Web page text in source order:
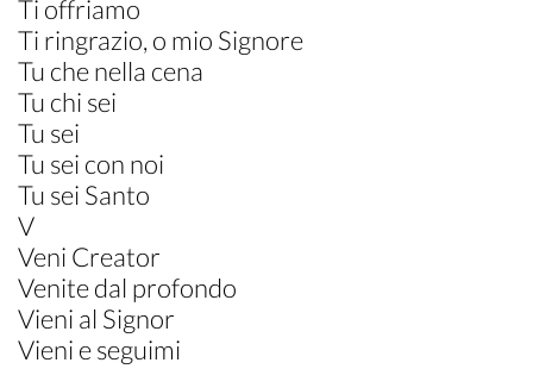
Ti offriamo
Ti ringrazio, o mio Signore
Tu che nella cena
Tu chi sei
Tu sei
Tu sei con noi
Tu sei Santo
V
Veni Creator
Venite dal profondo
Vieni al Signor
Vieni e seguimi